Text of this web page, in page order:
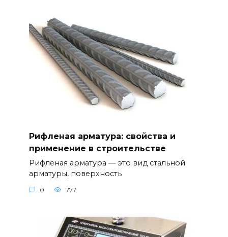
Рифленая арматура: свойства и
применение в строительстве
Рифленая арматура — это вид стальной
арматуры, поверхность
0 777